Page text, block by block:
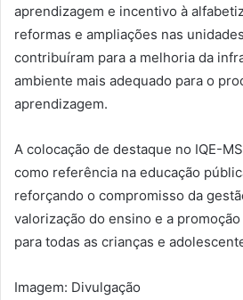
aprendizagem e incentivo à
reformas e ampliações nas
contribuíram para a melhoria da
ambiente mais adequado para o
aprendizagem.
A colocação de destaque no IQE-
como referência na educação
reforçando o compromisso da
valorização do ensino e a
para todas as crianças e
Imagem: Divulgação